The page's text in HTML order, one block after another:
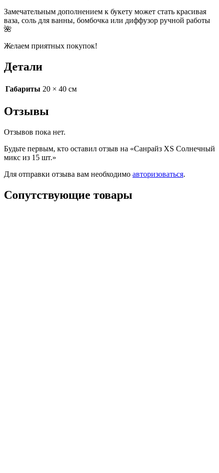
Замечательным дополнением к букету может стать красивая
ваза, соль для ванны, бомбочка или диффузор ручной работы
🌺
Желаем приятных покупок!
Детали
Габариты 20 × 40 см
Отзывы
Отзывов пока нет.
Будьте первым, кто оставил отзыв на «Санрайз XS Солнечный
микс из 15 шт.»
Для отправки отзыва вам необходимо авторизоваться.
Сопутствующие товары